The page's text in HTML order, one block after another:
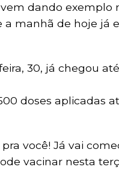
dando exemplo
a manhã de hoje já
30, já chegou
doses aplicadas
você! Já vai
vacinar nesta